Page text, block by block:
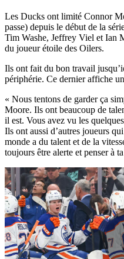
Les Ducks ont limité Connor
passe) depuis le début de la
Tim Washe, Jeffrey Viel et Ian
du joueur étoile des Oilers.
Ils ont fait du bon travail
périphérie. Ce dernier affiche
« Nous tentons de garder ça
Moore. Ils ont beaucoup de
il est. Vous avez vu les
Ils ont aussi d’autres joueurs
monde a du talent et de la
toujours être alerte et penser à